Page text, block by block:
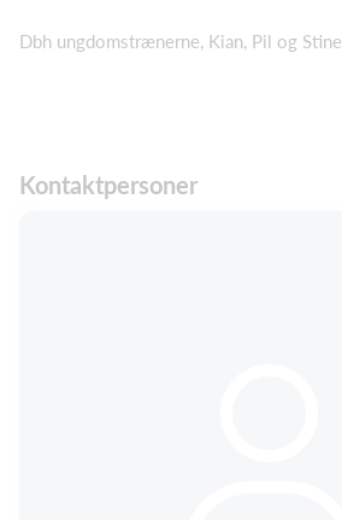
Dbh ungdomstrænerne, Kian, Pil og Stine
Kontaktpersoner